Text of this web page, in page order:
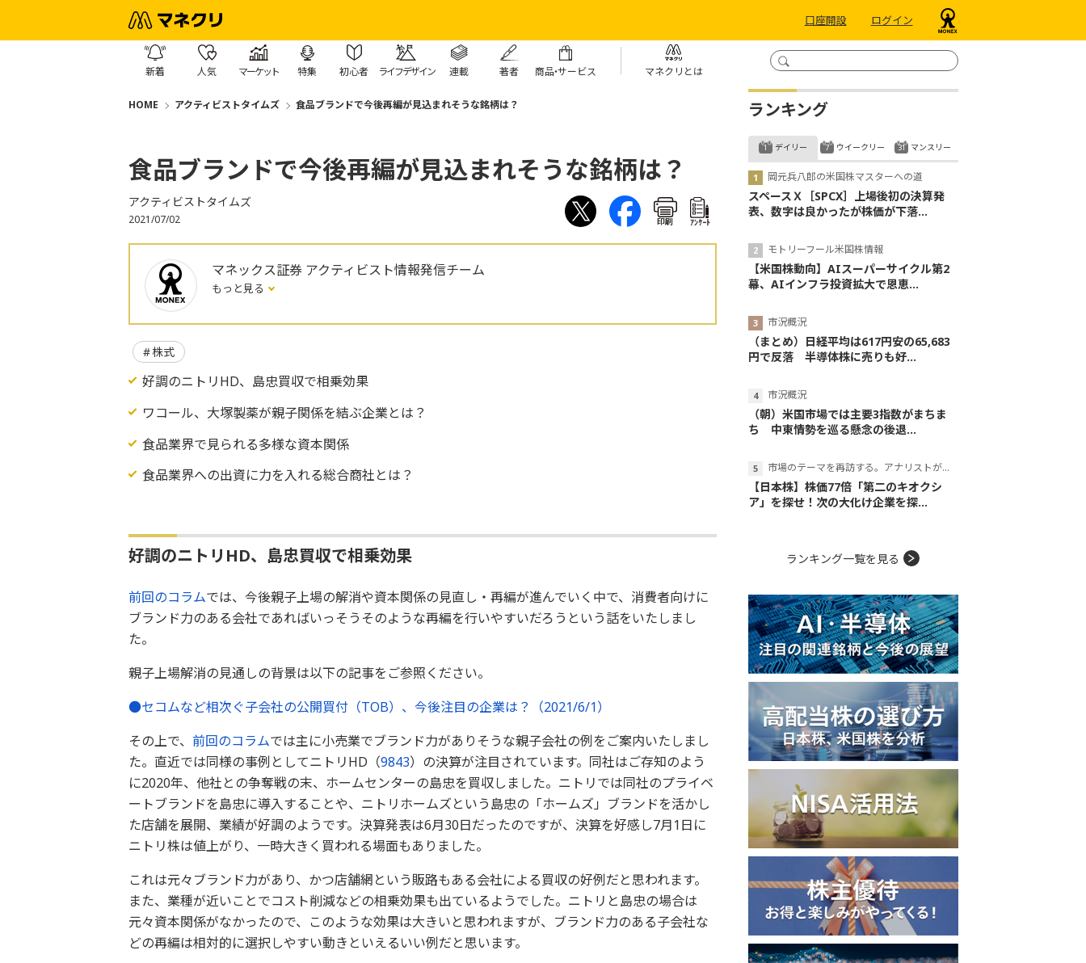
口座開設 ログイン
新着 人気 マーケット 特集 初心者 ライフデザイン 連載 著者 商品・サービス マネクリとは
HOME アクティビストタイムズ 食品ブランドで今後再編が見込まれそうな銘柄は？
食品ブランドで今後再編が見込まれそうな銘柄は？
アクティビストタイムズ
2021/07/02 印刷 ｱﾝｹｰﾄ
マネックス証券 アクティビスト情報発信チーム
もっと見る
株式
好調のニトリHD、島忠買収で相乗効果
ワコール、大塚製薬が親子関係を結ぶ企業とは？
食品業界で見られる多様な資本関係
食品業界への出資に力を入れる総合商社とは？
好調のニトリHD、島忠買収で相乗効果
前回のコラムでは、今後親子上場の解消や資本関係の見直し・再編が進んでいく中で、消費者向けに
ブランド力のある会社であればいっそうそのような再編を行いやすいだろうという話をいたしまし
た。
親子上場解消の見通しの背景は以下の記事をご参照ください。
●セコムなど相次ぐ子会社の公開買付（TOB）、今後注目の企業は？（2021/6/1）
その上で、 前回のコラムでは主に小売業でブランド力がありそうな親子会社の例をご案内いたしまし
た。直近では同様の事例としてニトリHD（9843）の決算が注目されています。同社はご存知のよう
に2020年、他社との争奪戦の末、ホームセンターの島忠を買収しました。ニトリでは同社のプライベ
ートブランドを島忠に導入することや、ニトリホームズという島忠の「ホームズ」ブランドを活かし
た店舗を展開、業績が好調のようです。決算発表は6月30日だったのですが、決算を好感し7月1日に
ニトリ株は値上がり、一時大きく買われる場面もありました。
これは元々ブランド力があり、かつ店舗網という販路もある会社による買収の好例だと思われます。
また、業種が近いことでコスト削減などの相乗効果も出ているようでした。ニトリと島忠の場合は
元々資本関係がなかったので、このような効果は大きいと思われますが、ブランド力のある子会社な
どの再編は相対的に選択しやすい動きといえるいい例だと思います。
ランキング
デイリー
岡元兵八郎の米国株マスターへの道
スペースＸ［SPCX］上場後初の決算発
表、数字は良かったが株価が下落...
モトリーフール米国株情報
【米国株動向】AIスーパーサイクル第2
幕、AIインフラ投資拡大で恩恵...
市況概況
（まとめ）日経平均は617円安の65,683
円で反落 半導体株に売りも好...
市況概況
（朝）米国市場では主要3指数がまちま
ち 中東情勢を巡る懸念の後退...
市場のテーマを再訪する。アナリストが読み解くテーマの本質
【日本株】株価77倍「第二のキオクシ
ア」を探せ！次の大化け企業を探...
ウイークリー マンスリー
ランキング一覧を見る